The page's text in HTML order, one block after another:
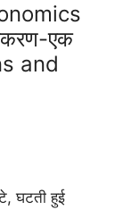
एक
and
घटती हुई